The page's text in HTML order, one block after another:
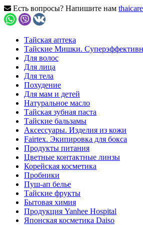
Есть вопросы? Напишите нам
Тайская аптека
Тайские Мишки.
Для волос
Для лица
Для тела
Похудение
Для мам и детей
Натуральное масло
Тайская зубная паста
Тайские бальзамы
Аксессуары. Изделия из кожи
Fairtex. Экипировка для бокса
Продукты питания
Цветные контактные линзы
Корейская косметика
Пробники
Пуш-ап белье
Тайские фрукты
Бытовая химия
Продукция Yanhee Hospital
Японская косметика Daiso